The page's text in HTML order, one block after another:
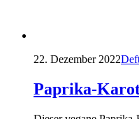
22. Dezember 2022
Paprika-